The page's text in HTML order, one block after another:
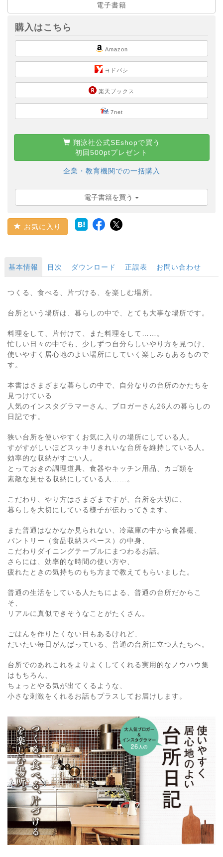
電子書籍
購入はこちら
Amazon
ヨドバシ
楽天ブックス
7net
翔泳社公式SEshopで買う
初回500ptプレゼント
企業・教育機関での一括購入
電子書籍を買う
お気に入り
基本情報 目次 ダウンロード 正誤表 お問い合わせ
つくる、食べる、片づける、を楽しむ場所。
台所という場所は、暮らしの中で、とても大事な場所です。
料理をして、片付けて、また料理をして……。
忙しい日々の中でも、少しずつ自分らしいやり方を見つけ、
使いやすく居心地のよい場所にしていく楽しみもあるもので
す。
本書はさまざまな暮らしの中で、自分なりの台所のかたちを
見つけている
人気のインスタグラマーさん、ブロガーさん26人の暮らしの
日記です。
狭い台所を使いやすくお気に入りの場所にしている人。
すがすがしいほどスッキリきれいな台所を維持している人。
効率的な収納がすごい人。
とっておきの調理道具、食器やキッチン用品、カゴ類を
素敵な見せる収納にしている人……。
こだわり、やり方はさまざまですが、台所を大切に、
暮らしを大切にしている様子が伝わってきます。
また普通はなかなか見られない、冷蔵庫の中から食器棚、
パントリー（食品収納スペース）の中身、
こだわりダイニングテーブルにまつわるお話。
さらには、効率的な時間の使い方や、
疲れたときの気持ちのもち方まで教えてもらいました。
普通の生活をしている人たちによる、普通の台所だからこ
そ、
リアルに真似できそうなことがたくさん。
ごはんを作りたくない日もあるけれど、
だいたい毎日がんばっている、普通の台所に立つ人たちへ。
台所でのあれこれをよりよくしてくれる実用的なノウハウ集
はもちろん、
ちょっとやる気が出てくるような、
小さな刺激をくれるお話もプラスしてお届けします。